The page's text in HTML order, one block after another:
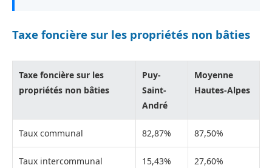
Taxe foncière sur les propriétés non bâties
Taxe foncière sur les
propriétés non bâties
Puy-
Saint-
André
Moyenne
Hautes-Alpes
Taux communal 82,87% 87,50%
Taux intercommunal 15,43% 27,60%